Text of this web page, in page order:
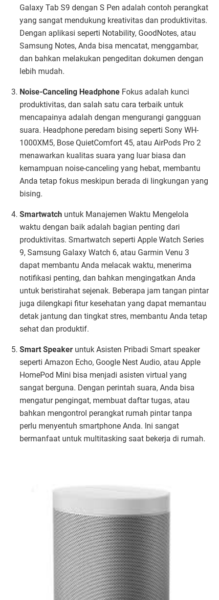
Galaxy Tab S9 dengan S Pen adalah contoh perangkat
yang sangat mendukung kreativitas dan produktivitas.
Dengan aplikasi seperti Notability, GoodNotes, atau
Samsung Notes, Anda bisa mencatat, menggambar,
dan bahkan melakukan pengeditan dokumen dengan
lebih mudah.
Noise-Canceling Headphone Fokus adalah kunci
produktivitas, dan salah satu cara terbaik untuk
mencapainya adalah dengan mengurangi gangguan
suara. Headphone peredam bising seperti Sony WH-
1000XM5, Bose QuietComfort 45, atau AirPods Pro 2
menawarkan kualitas suara yang luar biasa dan
kemampuan noise-canceling yang hebat, membantu
Anda tetap fokus meskipun berada di lingkungan yang
bising.
Smartwatch untuk Manajemen Waktu Mengelola
waktu dengan baik adalah bagian penting dari
produktivitas. Smartwatch seperti Apple Watch Series
9, Samsung Galaxy Watch 6, atau Garmin Venu 3
dapat membantu Anda melacak waktu, menerima
notifikasi penting, dan bahkan mengingatkan Anda
untuk beristirahat sejenak. Beberapa jam tangan pintar
juga dilengkapi fitur kesehatan yang dapat memantau
detak jantung dan tingkat stres, membantu Anda tetap
sehat dan produktif.
Smart Speaker untuk Asisten Pribadi Smart speaker
seperti Amazon Echo, Google Nest Audio, atau Apple
HomePod Mini bisa menjadi asisten virtual yang
sangat berguna. Dengan perintah suara, Anda bisa
mengatur pengingat, membuat daftar tugas, atau
bahkan mengontrol perangkat rumah pintar tanpa
perlu menyentuh smartphone Anda. Ini sangat
bermanfaat untuk multitasking saat bekerja di rumah.